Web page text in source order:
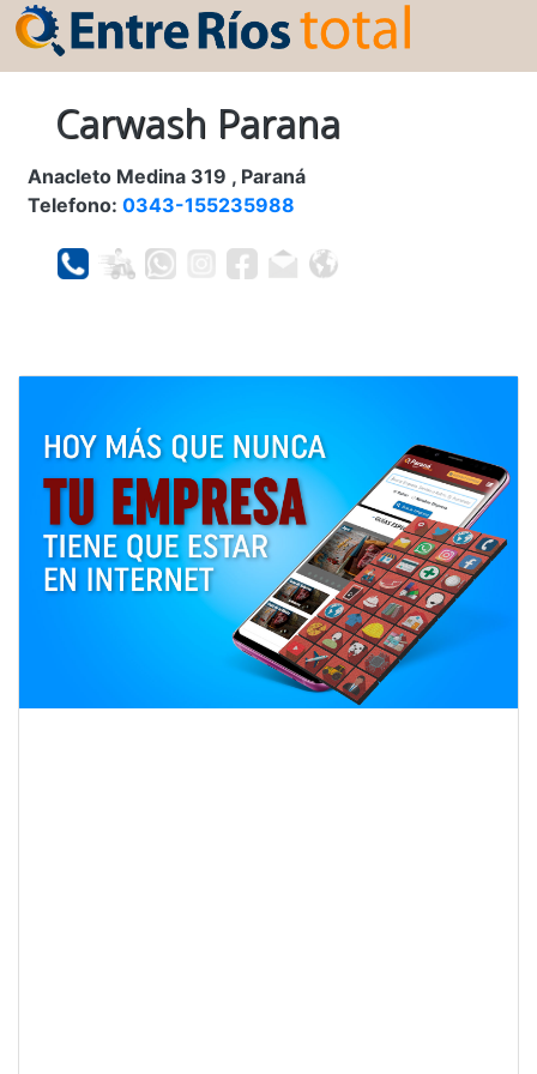
Carwash Parana
Anacleto Medina 319 , Paraná
Telefono: 0343-155235988